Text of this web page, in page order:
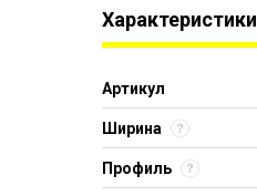
Характеристики
Артикул
Ширина
Профиль